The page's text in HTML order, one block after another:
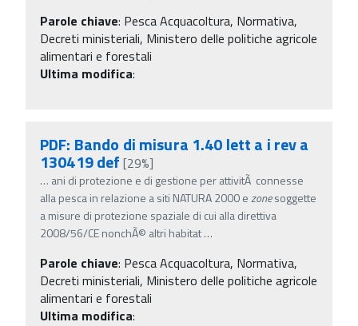
Parole chiave: Pesca Acquacoltura, Normativa,
Decreti ministeriali, Ministero delle politiche agricole
alimentari e forestali
Ultima modifica:
PDF: Bando di misura 1.40 lett a i rev a
130419 def [29%]
… ani di protezione e di gestione per attivitÃ connesse
alla pesca in relazione a siti NATURA 2000 ezonesoggette
a misure di protezione spaziale di cui alla direttiva
2008/56/CE nonchÃ© altri habitat…
Parole chiave: Pesca Acquacoltura, Normativa,
Decreti ministeriali, Ministero delle politiche agricole
alimentari e forestali
Ultima modifica: